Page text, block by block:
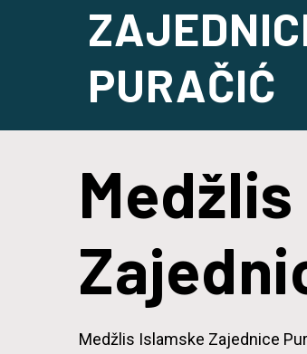
PURAČIĆ
Medžlis Islamske Zajednice